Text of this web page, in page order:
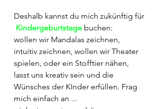
Deshalb kannst du mich zukünftig für
Kindergeburtstage buchen:
wollen wir Mandalas zeichnen,
intuitiv zeichnen, wollen wir Theater
spielen, oder ein Stofftier nähen,
lasst uns kreativ sein und die
Wünsches der KInder erfüllen. Frag
mich einfach an ...